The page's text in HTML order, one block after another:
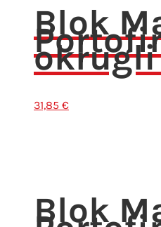
Blok
okrugli
31,85 €
Blok